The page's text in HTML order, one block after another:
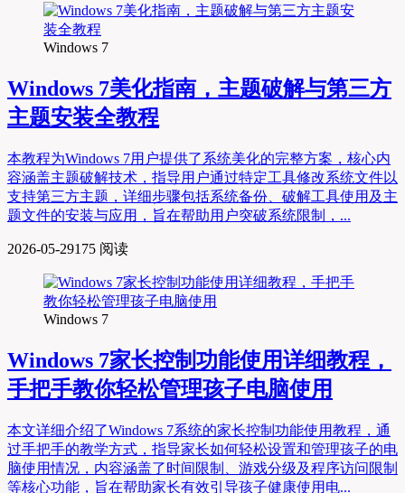
Windows 7
Windows 7美化指南，主题破解与第三方
主题安装全教程
本教程为Windows 7用户提供了系统美化的完整方案，核心内
容涵盖主题破解技术，指导用户通过特定工具修改系统文件以
支持第三方主题，详细步骤包括系统备份、破解工具使用及主
题文件的安装与应用，旨在帮助用户突破系统限制，...
2026-05-29175 阅读
Windows 7
Windows 7家长控制功能使用详细教程，
手把手教你轻松管理孩子电脑使用
本文详细介绍了Windows 7系统的家长控制功能使用教程，通
过手把手的教学方式，指导家长如何轻松设置和管理孩子的电
脑使用情况，内容涵盖了时间限制、游戏分级及程序访问限制
等核心功能，旨在帮助家长有效引导孩子健康使用电...